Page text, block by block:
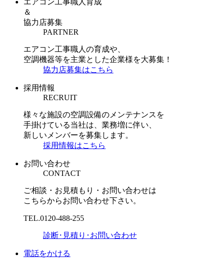
エアコン工事職人育成
＆
協力店募集
PARTNER
エアコン工事職人の育成や、
空調機器等を主業とした企業様を大募集！
協力店募集はこちら
採用情報
RECRUIT
様々な施設の空調設備のメンテナンスを
手掛けている当社は、業務増に伴い、
新しいメンバーを募集します。
採用情報はこちら
お問い合わせ
CONTACT
ご相談・お見積もり・お問い合わせは
こちらからお問い合わせ下さい。
TEL.0120-488-255
診断･見積り･お問い合わせ
電話をかける